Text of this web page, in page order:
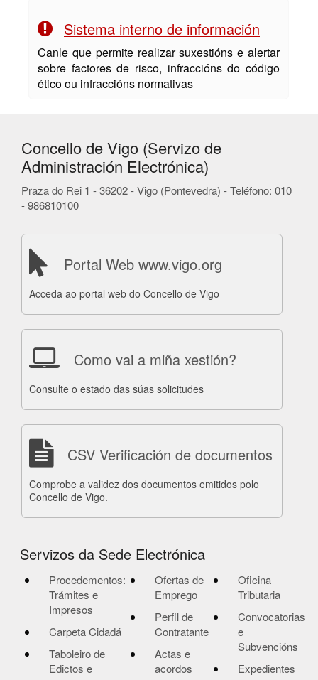
Sistema interno de información
Canle que permite realizar suxestións e alertar
sobre factores de risco, infraccións do código
ético ou infraccións normativas
Concello de Vigo (Servizo de
Administración Electrónica)
Praza do Rei 1 - 36202 - Vigo (Pontevedra) - Teléfono: 010
- 986810100
Portal Web www.vigo.org
Acceda ao portal web do Concello de Vigo
Como vai a miña xestión?
Consulte o estado das súas solicitudes
CSV Verificación de documentos
Comprobe a validez dos documentos emitidos polo
Concello de Vigo.
Servizos da Sede Electrónica
Procedementos:
Trámites e
Impresos
Carpeta Cidadá
Taboleiro de
Edictos e
Ofertas de
Emprego
Perfil de
Contratante
Actas e
acordos
Oficina
Tributaria
Convocatorias
e
Subvencións
Expedientes